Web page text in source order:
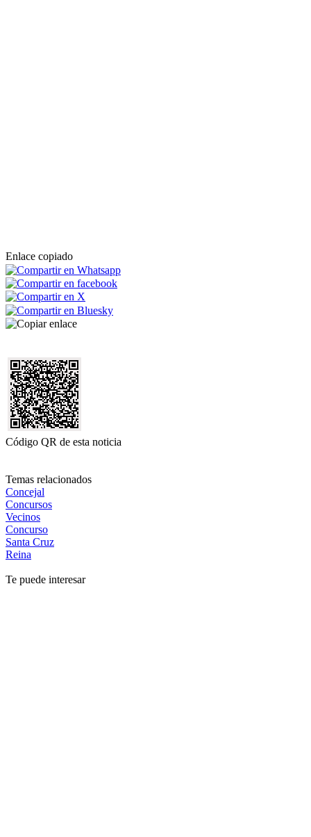
Enlace copiado
Código QR de esta noticia
Temas relacionados
Concejal
Concursos
Vecinos
Concurso
Santa Cruz
Reina
Te puede interesar